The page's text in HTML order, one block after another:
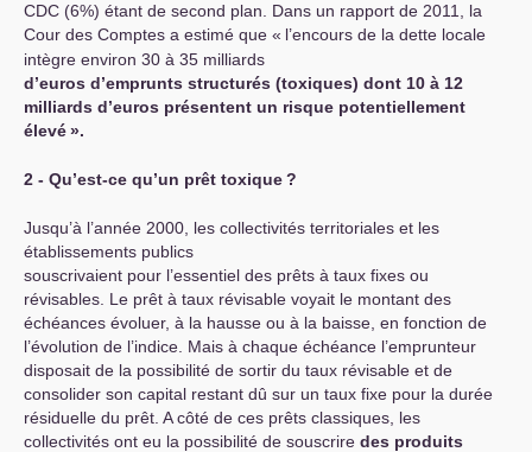
CDC (6%) étant de second plan. Dans un rapport de 2011, la
Cour des Comptes a estimé que « l’encours de la dette locale
intègre environ 30 à 35 milliards
d’euros d’emprunts structurés (toxiques) dont 10 à 12
milliards d’euros présentent un risque potentiellement
élevé».
2 - Qu’est-ce qu’un prêt toxique?
Jusqu’à l’année 2000, les collectivités territoriales et les
établissements publics
souscrivaient pour l’essentiel des prêts à taux fixes ou
révisables. Le prêt à taux révisable voyait le montant des
échéances évoluer, à la hausse ou à la baisse, en fonction de
l’évolution de l’indice. Mais à chaque échéance l’emprunteur
disposait de la possibilité de sortir du taux révisable et de
consolider son capital restant dû sur un taux fixe pour la durée
résiduelle du prêt. A côté de ces prêts classiques, les
collectivités ont eu la possibilité de souscrire des produits